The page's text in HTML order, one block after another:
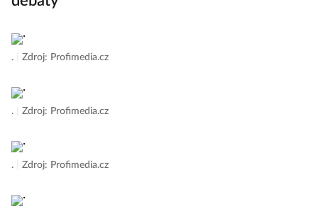
. Zdroj: Profimedia.cz
. Zdroj: Profimedia.cz
. Zdroj: Profimedia.cz